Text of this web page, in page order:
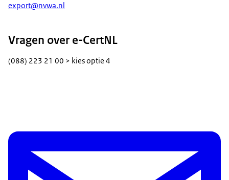
export@nvwa.nl
Vragen over e-CertNL
(088) 223 21 00 > kies optie 4